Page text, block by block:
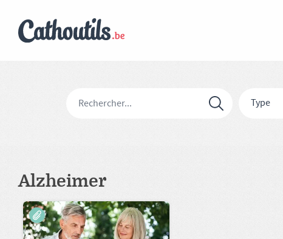
Type
Alzheimer